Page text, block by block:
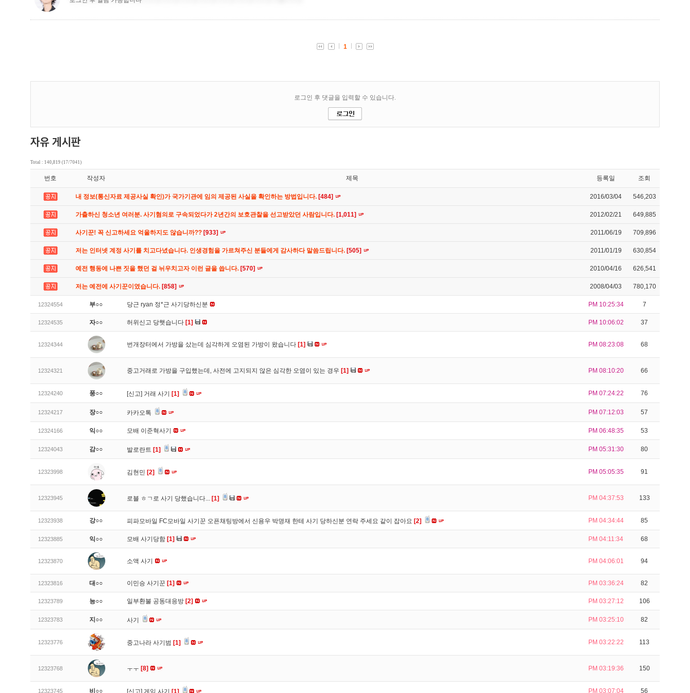
Total : 140,819 (17/7041)
번호 작성자 제목 등록일 조회
내 정보(통신자료 제공사실 확인)가 국가기관에 임의 제공된 사실을 확인하는 방법입니다. [484] 2016/03/04 546,203
가출하신 청소년 여러분. 사기혐의로 구속되었다가 2년간의 보호관찰을 선고받았던 사람입니다. [1,011] 2012/02/21 649,885
사기꾼! 꼭 신고하세요 억울하지도 않습니까?? [933] 2011/06/19 709,896
저는 인터넷 계정 사기를 치고다녔습니다. 인생경험을 가르쳐주신 분들에게 감사하다 말씀드립니다. [505] 2011/01/19 630,854
예전 행동에 나쁜 짓을 했던 걸 뉘우치고자 이런 글을 씁니다. [570] 2010/04/16 626,541
저는 예전에 사기꾼이였습니다. [858] 2008/04/03 780,170
12324554 부○○ 당근 ryan 정*근 사기당하신분 PM 10:25:34 7
12324535 자○○ 허위신고 당햇습니다 [1] PM 10:06:02 37
12324344 번개장터에서 가방을 샀는데 심각하게 오염된 가방이 왔습니다 [1] PM 08:23:08 68
12324321 중고거래로 가방을 구입했는데, 사전에 고지되지 않은 심각한 오염이 있는 경우 [1] PM 08:10:20 66
12324240 풍○○ [신고] 거래 사기 [1] PM 07:24:22 76
12324217 장○○ 카카오톡 PM 07:12:03 57
12324166 익○○ 모배 이준혁사기 PM 06:48:35 53
12324043 감○○ 발로란트 [1] PM 05:31:30 80
12323998 김현민 [2] PM 05:05:35 91
12323945 로블 ㅎㄱ로 사기 당했습니다... [1] PM 04:37:53 133
12323938 강○○ 피파모바일 FC모바일 사기꾼 오픈채팅방에서 신용우 박명재 한테 사기 당하신분 연락 주세요 같이 잡아요 [2] PM 04:34:44 85
12323885 익○○ 모배 사기당함 [1] PM 04:11:34 68
12323870 소액 사기 PM 04:06:01 94
12323816 대○○ 이민승 사기꾼 [1] PM 03:36:24 82
12323789 능○○ 일부환불 공동대응방 [2] PM 03:27:12 106
12323783 지○○ 사기 PM 03:25:10 82
12323776 중고나라 사기범 [1] PM 03:22:22 113
12323768 ㅜㅜ [8] PM 03:19:36 150
12323745 비○○ [신고] 게임 사기 [1] PM 03:07:04 56